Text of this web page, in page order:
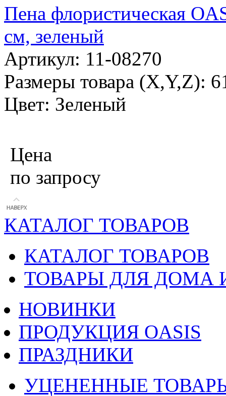
Пена флористическая
см, зеленый
Артикул: 11-08270
Размеры товара (X,Y,Z):
Цвет: Зеленый
Цена
по запросу
КАТАЛОГ ТОВАРОВ
КАТАЛОГ ТОВАРОВ
ТОВАРЫ ДЛЯ ДОМА
НОВИНКИ
ПРОДУКЦИЯ OASIS
ПРАЗДНИКИ
УЦЕНЕННЫЕ